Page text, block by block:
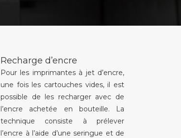
Recharge d’encre
Pour les imprimantes à jet d’encre,
une fois les cartouches vides, il est
possible de les recharger avec de
l’encre achetée en bouteille. La
technique consiste à prélever
l’encre à l’aide d’une seringue et de